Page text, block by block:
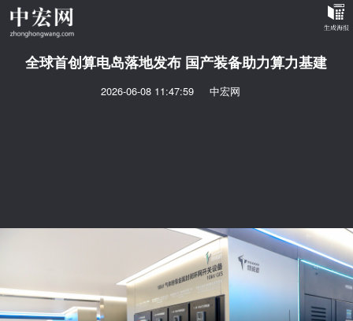
全球首创算电岛落地发布 国产装备助力算力基建
2026-06-08 11:47:59 中宏网